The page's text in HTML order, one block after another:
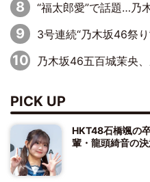
“福太郎愛”で話題…乃木坂46一ノ瀬美空
3号連続“乃木坂46祭り” ラストを飾るのは賀喜遥香
乃木坂46五百城茉央、ルームウエアでリラックス
PICK UP
HKT48石橋颯の
輩・龍頭綺音の